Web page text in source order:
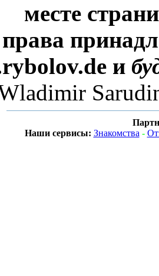
месте
и
Наши сервисы: Знакомства -